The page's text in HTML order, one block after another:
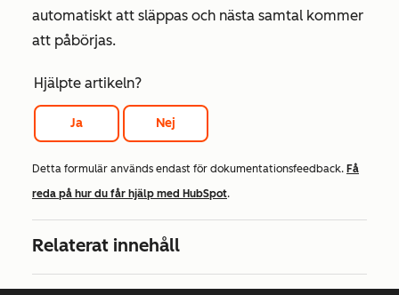
automatiskt att släppas och nästa samtal kommer
att påbörjas.
Hjälpte artikeln?
Ja Nej
Detta formulär används endast för dokumentationsfeedback. Få
reda på hur du får hjälp med HubSpot.
Relaterat innehåll